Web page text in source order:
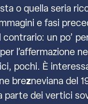
o quella seria
e fasi
un po’
l’affermazione
pochi. È
brezneviana del
parte dei vertici